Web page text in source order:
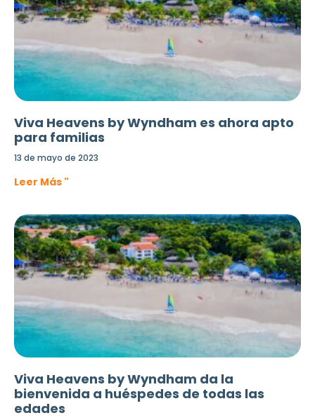
Viva Heavens by Wyndham es ahora apto
para familias
13 de mayo de 2023
Leer Más "
Viva Heavens by Wyndham da la
bienvenida a huéspedes de todas las
edades